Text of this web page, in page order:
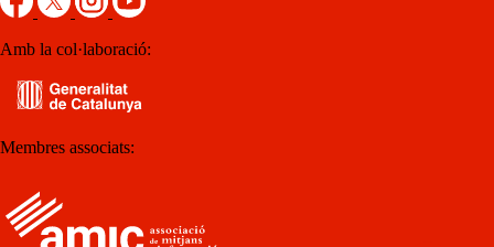
Amb la col·laboració:
Membres associats: